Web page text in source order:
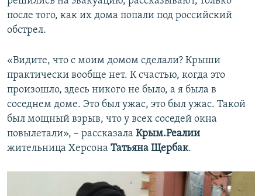
после того, как их дома попали под российский
обстрел.
«Видите, что с моим домом сделали? Крыши
практически вообще нет. К счастью, когда это
произошло, здесь никого не было, а я была в
соседнем доме. Это был ужас, это был ужас. Такой
был мощный взрыв, что у всех соседей окна
повылетали», – рассказала Крым.Реалии
жительница Херсона Татьяна Щербак.